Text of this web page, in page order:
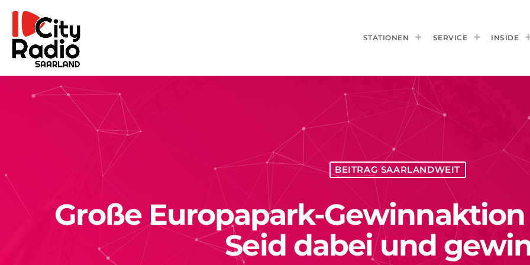
STATIONEN SERVICE INSIDE
BEITRAG SAARLANDWEIT
Große Europapark-Gewinnaktion
Seid dabei und